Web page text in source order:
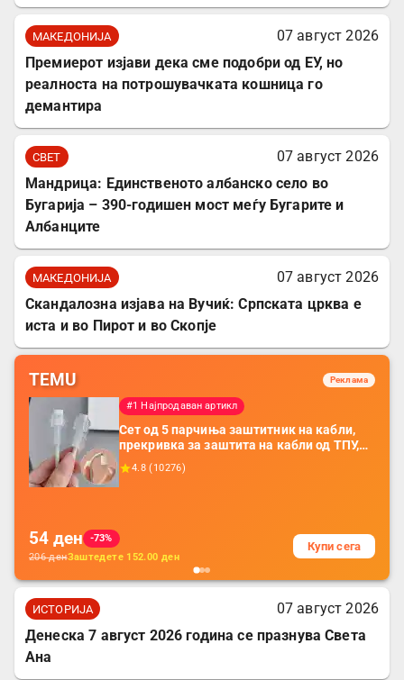
МАКЕДОНИЈА
07 август 2026
Премиерот изјави дека сме подобри од ЕУ, но
реалноста на потрошувачката кошница го
демантира
СВЕТ
07 август 2026
Мандрица: Единственото албанско село во
Бугарија – 390-годишен мост меѓу Бугарите и
Албанците
МАКЕДОНИЈА
07 август 2026
Скандалозна изјава на Вучиќ: Српската црква е
иста и во Пирот и во Скопје
TEMU Реклама
#1 Најпродаван артикл
Сет од 5 парчиња заштитник на кабли,
прекривка за заштита на кабли од ТПУ,
додатоци за заштита на кабли, без
батерија, за мобилни телефони, комплет
4.8 ( 10276)
54 ден
-73%
206денЗаштедете 152.00 ден
Купи сега
ИСТОРИЈА
07 август 2026
Денеска 7 август 2026 година се празнува Света
Ана